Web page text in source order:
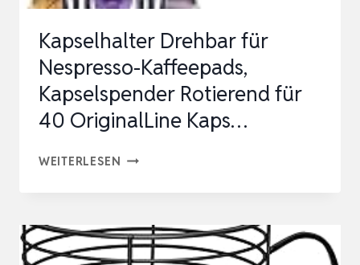
Kapselhalter Drehbar für
Nespresso-Kaffeepads,
Kapselspender Rotierend für
40 OriginalLine Kaps…
WEITERLESEN KAPSELHALTER
NESPRESSO-
KAFFEEPADS,